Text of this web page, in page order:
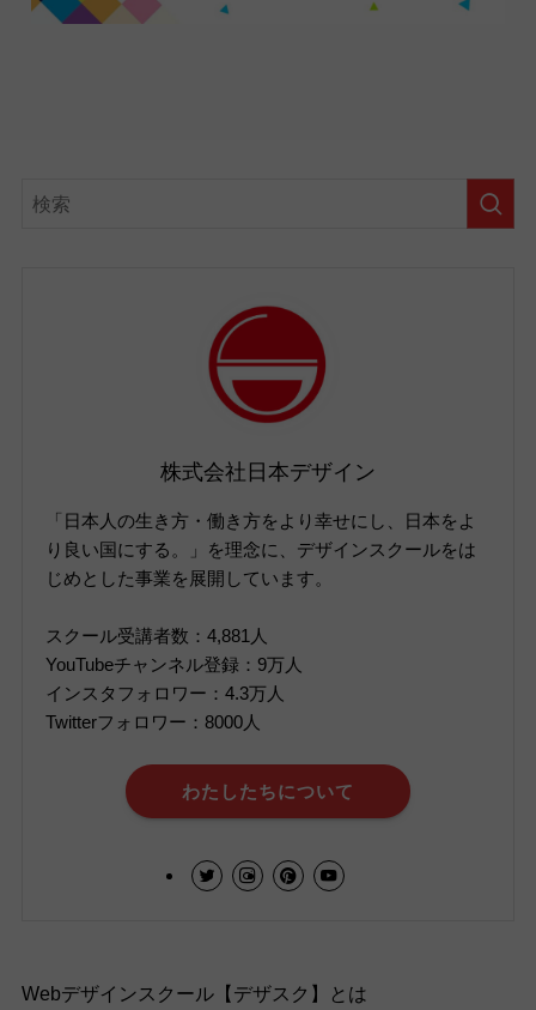
株式会社日本デザイン
「日本人の生き方・働き方をより幸せにし、日本をよ
り良い国にする。」を理念に、デザインスクールをは
じめとした事業を展開しています。
スクール受講者数：4,881人
YouTubeチャンネル登録：9万人
インスタフォロワー：4.3万人
Twitterフォロワー：8000人
わたしたちについて
Webデザインスクール【デザスク】とは